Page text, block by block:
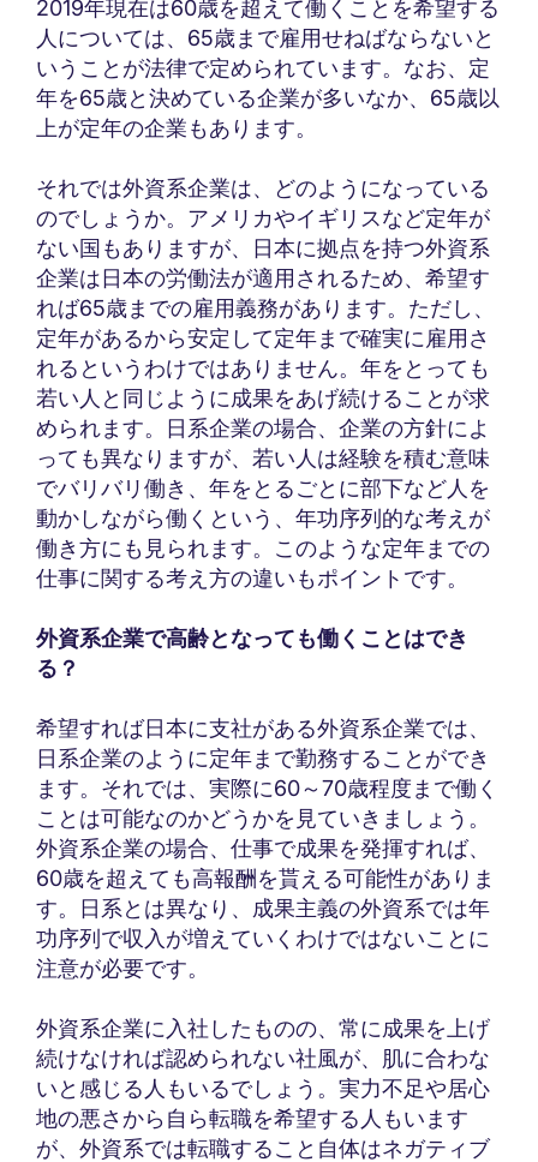
2019年現在は60歳を超えて働くことを希望する
人については、65歳まで雇用せねばならないと
いうことが法律で定められています。なお、定
年を65歳と決めている企業が多いなか、65歳以
上が定年の企業もあります。
それでは外資系企業は、どのようになっている
のでしょうか。アメリカやイギリスなど定年が
ない国もありますが、日本に拠点を持つ外資系
企業は日本の労働法が適用されるため、希望す
れば65歳までの雇用義務があります。ただし、
定年があるから安定して定年まで確実に雇用さ
れるというわけではありません。年をとっても
若い人と同じように成果をあげ続けることが求
められます。日系企業の場合、企業の方針によ
っても異なりますが、若い人は経験を積む意味
でバリバリ働き、年をとるごとに部下など人を
動かしながら働くという、年功序列的な考えが
働き方にも見られます。このような定年までの
仕事に関する考え方の違いもポイントです。
外資系企業で高齢となっても働くことはでき
る？
希望すれば日本に支社がある外資系企業では、
日系企業のように定年まで勤務することができ
ます。それでは、実際に60～70歳程度まで働く
ことは可能なのかどうかを見ていきましょう。
外資系企業の場合、仕事で成果を発揮すれば、
60歳を超えても高報酬を貰える可能性がありま
す。日系とは異なり、成果主義の外資系では年
功序列で収入が増えていくわけではないことに
注意が必要です。
外資系企業に入社したものの、常に成果を上げ
続けなければ認められない社風が、肌に合わな
いと感じる人もいるでしょう。実力不足や居心
地の悪さから自ら転職を希望する人もいます
が、外資系では転職すること自体はネガティブ